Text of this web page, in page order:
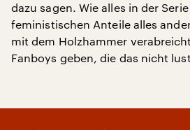
dazu sagen. Wie alles in der
feministischen Anteile alles
mit dem Holzhammer
Fanboys geben, die das nicht